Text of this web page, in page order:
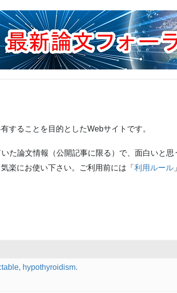
することを目的としたWebサイトです。
た論文情報（公開記事に限る）で、面白いと思
楽にお使い下さい。ご利用前には「 利用ルール
hypothyroidism.